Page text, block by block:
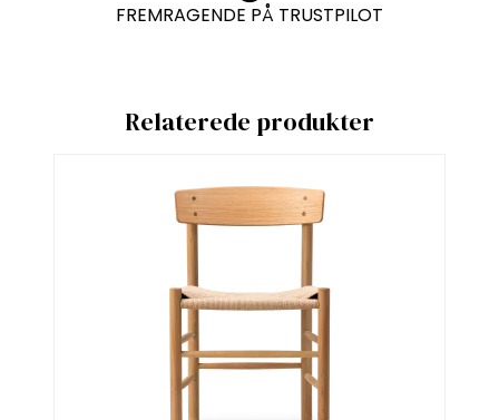
FREMRAGENDE PÅ TRUSTPILOT
Relaterede produkter